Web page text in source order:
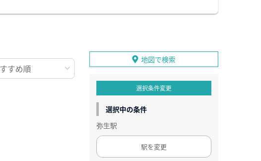
地図で検索
選択条件変更
選択中の条件
弥生駅
駅を変更